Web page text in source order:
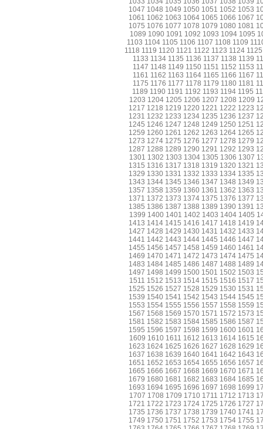
1047 1048 1049 1050 1051 1052 1053
1061 1062 1063 1064 1065 1066 1067
1075 1076 1077 1078 1079 1080 1081
1089 1090 1091 1092 1093 1094 1095
1103 1104 1105 1106 1107 1108 1109
1118 1119 1120 1121 1122 1123 1124 1125
1133 1134 1135 1136 1137 1138 1139
1147 1148 1149 1150 1151 1152 1153
1161 1162 1163 1164 1165 1166 1167
1175 1176 1177 1178 1179 1180 1181
1189 1190 1191 1192 1193 1194 1195
1203 1204 1205 1206 1207 1208 1209
1217 1218 1219 1220 1221 1222 1223
1231 1232 1233 1234 1235 1236 1237
1245 1246 1247 1248 1249 1250 1251
1259 1260 1261 1262 1263 1264 1265
1273 1274 1275 1276 1277 1278 1279
1287 1288 1289 1290 1291 1292 1293
1301 1302 1303 1304 1305 1306 1307
1315 1316 1317 1318 1319 1320 1321
1329 1330 1331 1332 1333 1334 1335
1343 1344 1345 1346 1347 1348 1349
1357 1358 1359 1360 1361 1362 1363
1371 1372 1373 1374 1375 1376 1377
1385 1386 1387 1388 1389 1390 1391
1399 1400 1401 1402 1403 1404 1405
1413 1414 1415 1416 1417 1418 1419
1427 1428 1429 1430 1431 1432 1433
1441 1442 1443 1444 1445 1446 1447
1455 1456 1457 1458 1459 1460 1461
1469 1470 1471 1472 1473 1474 1475
1483 1484 1485 1486 1487 1488 1489
1497 1498 1499 1500 1501 1502 1503
1511 1512 1513 1514 1515 1516 1517
1525 1526 1527 1528 1529 1530 1531
1539 1540 1541 1542 1543 1544 1545
1553 1554 1555 1556 1557 1558 1559
1567 1568 1569 1570 1571 1572 1573
1581 1582 1583 1584 1585 1586 1587
1595 1596 1597 1598 1599 1600 1601
1609 1610 1611 1612 1613 1614 1615
1623 1624 1625 1626 1627 1628 1629
1637 1638 1639 1640 1641 1642 1643
1651 1652 1653 1654 1655 1656 1657
1665 1666 1667 1668 1669 1670 1671
1679 1680 1681 1682 1683 1684 1685
1693 1694 1695 1696 1697 1698 1699
1707 1708 1709 1710 1711 1712 1713
1721 1722 1723 1724 1725 1726 1727
1735 1736 1737 1738 1739 1740 1741
1749 1750 1751 1752 1753 1754 1755